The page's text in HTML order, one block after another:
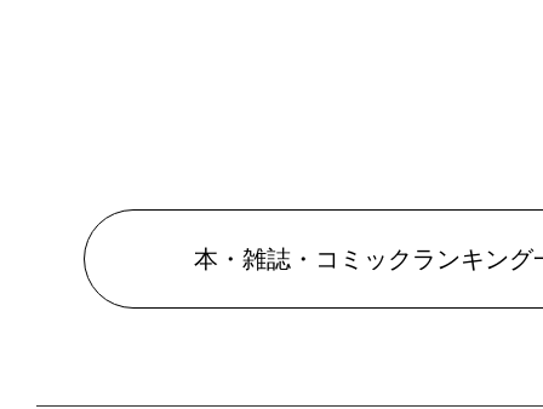
本・雑誌・コミックランキング